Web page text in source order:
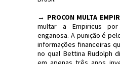
→ PROCON MULTA
multar a Empiricus
enganosa. A punição é
informações financeiras
no qual Bettina Rudolph